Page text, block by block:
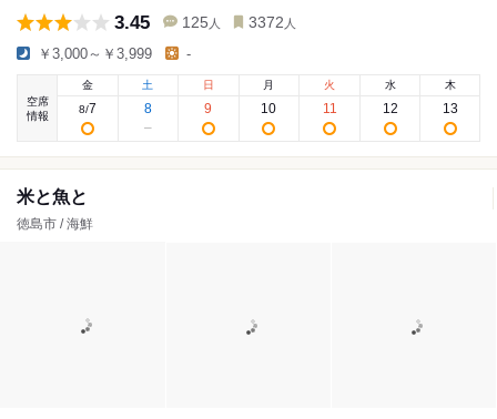
3.45 125 人 3372 人
￥3,000～￥3,999 -
空席
情報
金
8/7
土
8
日
9
月
10
火
11
水
12
木
13
米と魚と
徳島市 / 海鮮